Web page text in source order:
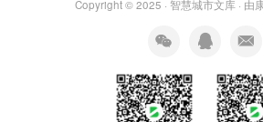
Copyright © 2025 · 智慧城市文库 · 由